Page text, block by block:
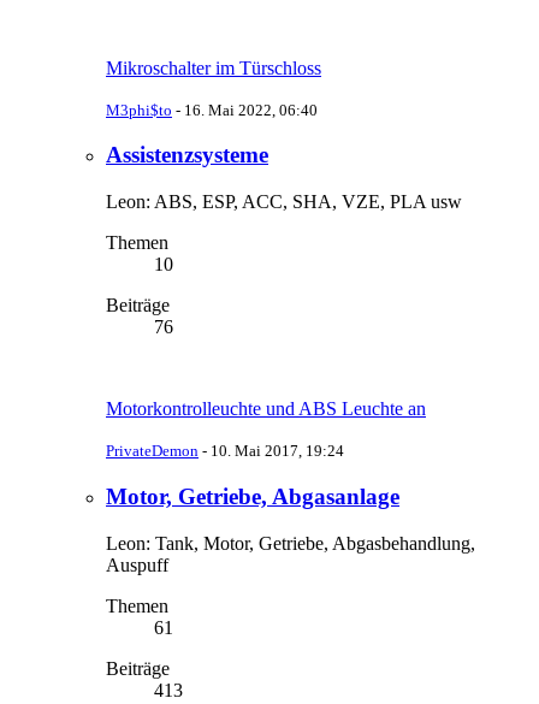
Mikroschalter im Türschloss
M3phi$to - 16. Mai 2022, 06:40
Assistenzsysteme
Leon: ABS, ESP, ACC, SHA, VZE, PLA usw
Themen
10
Beiträge
76
Motorkontrolleuchte und ABS Leuchte an
PrivateDemon - 10. Mai 2017, 19:24
Motor, Getriebe, Abgasanlage
Leon: Tank, Motor, Getriebe, Abgasbehandlung,
Auspuff
Themen
61
Beiträge
413